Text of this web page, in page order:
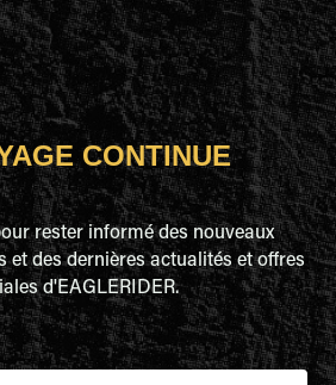
CONTINUE
rester informé des nouveaux
et des dernières actualités et offres
d'EAGLERIDER.